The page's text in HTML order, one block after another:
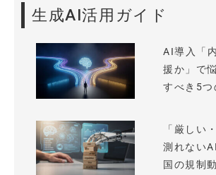
生成AI活用ガイド
AI導入「
援か」で
すべき5つ
「厳しい
測れない
国の規制